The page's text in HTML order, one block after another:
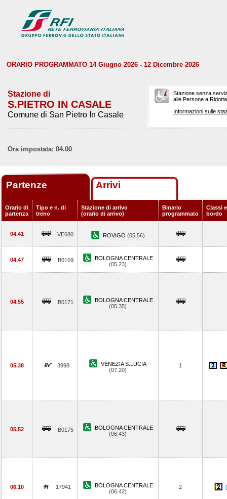
ORARIO PROGRAMMATO 14 Giugno 2026 - 12 Dicembre 2026
Stazione di
S.PIETRO IN CASALE
Comune di San Pietro In Casale
Stazione senza
alle Persone a
Informazioni sulle
Ora impostata: 04.00
Partenze Arrivi
Orario di
partenza
Tipo e n. di
treno
Stazione di arrivo
(orario di arrivo)
Binario
programmato
Classi
bordo
04.41 VE680 ROVIGO (05.56)
04.47 B0169
BOLOGNA CENTRALE
(05.23)
04.55 B0171
BOLOGNA CENTRALE
(05.35)
05.38 3998
VENEZIA S.LUCIA
(07.20)
1
05.52 B0175
BOLOGNA CENTRALE
(06.43)
06.10 17941
BOLOGNA CENTRALE
(06.42)
2